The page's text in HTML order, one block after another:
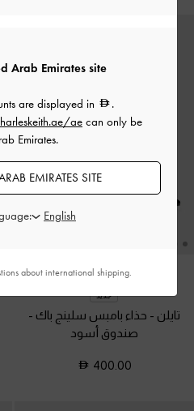
جديد
تايلن - حذاء بامبس سلينج باك -
صندوق أسود
400.00
Arab Emirates site
are displayed in
.
ae can only be
Emirates.
EMIRATES SITE
about international shipping.